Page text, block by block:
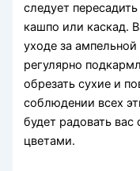
следует
кашпо или каскад.
уходе за
регулярно
обрезать сухие и
соблюдении всех
будет радовать
цветами.